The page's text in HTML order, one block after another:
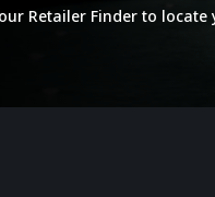
Retailer Finder to